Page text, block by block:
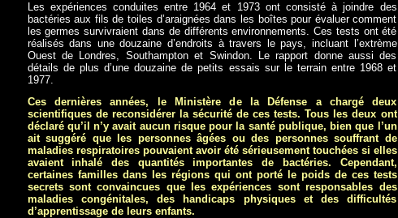
Les expériences conduites entre 1964 et 1973 ont consisté à joindre des
bactéries aux fils de toiles d’araignées dans les boîtes pour évaluer comment
les germes survivraient dans de différents environnements. Ces tests ont été
réalisés dans une douzaine d’endroits à travers le pays, incluant l’extrème
Ouest de Londres, Southampton et Swindon. Le rapport donne aussi des
détails de plus d’une douzaine de petits essais sur le terrain entre 1968 et
1977.
Ces dernières années, le Ministère de la Défense a chargé deux
scientifiques de reconsidérer la sécurité de ces tests. Tous les deux ont
déclaré qu’il n’y avait aucun risque pour la santé publique, bien que l’un
ait suggéré que les personnes âgées ou des personnes souffrant de
maladies respiratoires pouvaient avoir été sérieusement touchées si elles
avaient inhalé des quantités importantes de bactéries. Cependant,
certaines familles dans les régions qui ont porté le poids de ces tests
secrets sont convaincues que les expériences sont responsables des
maladies congénitales, des handicaps physiques et des difficultés
d’apprentissage de leurs enfants.